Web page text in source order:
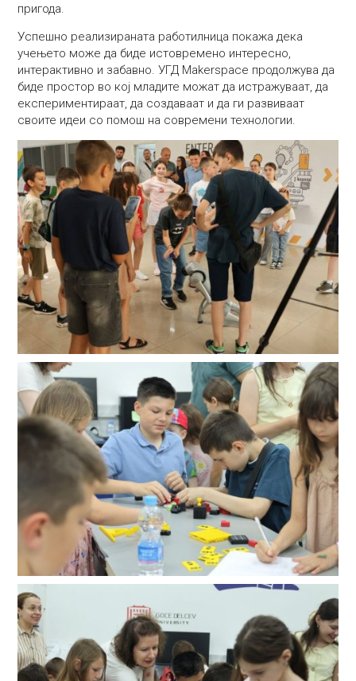
пригода.
Успешно реализираната работилница покажа дека
учењето може да биде истовремено интересно,
интерактивно и забавно. УГД Makerspace продолжува да
биде простор во кој младите можат да истражуваат, да
експериментираат, да создаваат и да ги развиваат
своите идеи со помош на современи технологии.